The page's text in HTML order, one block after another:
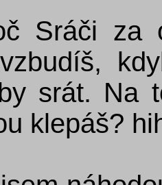
Sráči za
srát. Na
klepáš?